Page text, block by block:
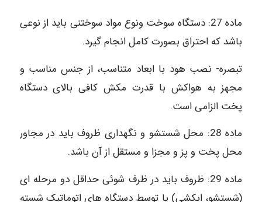
ماده 27: دستگاه سوخت ونوع مواد سوختنی باید از نوعی
باشد که احتراق بصورت کامل انجام گیرد.
تبصره- نصب هود با ابعاد متناسب، از جنس مناسب و
مجهز به هواکش با قدرت مکش کافی بالای دستگاه
پخت الزامی است.
ماده 28: محل شستشو و نگهداری ظروف باید در مجاور
محل پخت و پز و مجزا و مستقل از آن باشد.
ماده 29: ظروف باید در ظرف شوئی حداقل دو مرحله ای
(شستشو، ابکشی) یا توسط دستگاه های اتوماتیک شسته